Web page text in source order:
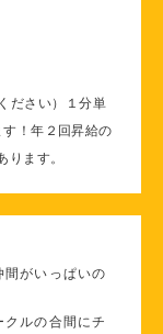
ださい）１分単
！年２回昇給の
ます。
間がいっぱいの
ルの合間にチ